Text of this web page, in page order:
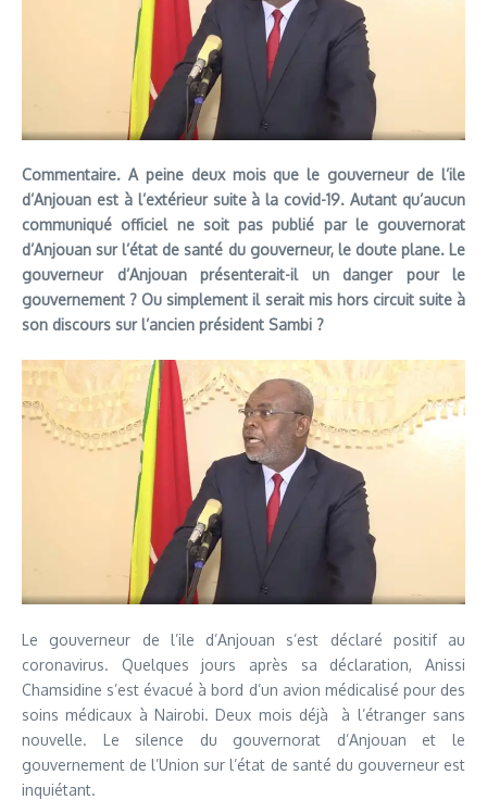
Commentaire. A peine deux mois que le gouverneur de l’ile
d’Anjouan est à l’extérieur suite à la covid-19. Autant qu’aucun
communiqué officiel ne soit pas publié par le gouvernorat
d’Anjouan sur l’état de santé du gouverneur, le doute plane. Le
gouverneur d’Anjouan présenterait-il un danger pour le
gouvernement ? Ou simplement il serait mis hors circuit suite à
son discours sur l’ancien président Sambi ?
Le gouverneur de l’ile d’Anjouan s’est déclaré positif au
coronavirus. Quelques jours après sa déclaration, Anissi
Chamsidine s’est évacué à bord d’un avion médicalisé pour des
soins médicaux à Nairobi. Deux mois déjà à l’étranger sans
nouvelle. Le silence du gouvernorat d’Anjouan et le
gouvernement de l’Union sur l’état de santé du gouverneur est
inquiétant.